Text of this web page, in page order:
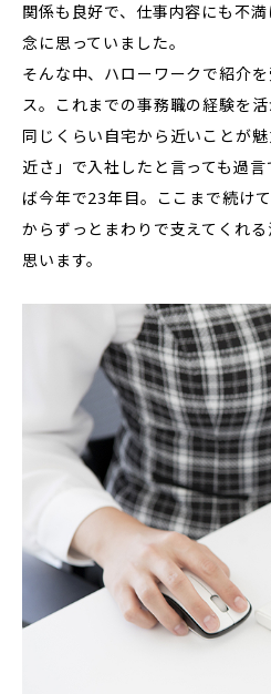
関係も良好で、仕事内容にも不
念に思っていました。
そんな中、ハローワークで紹介
ス。これまでの事務職の経験を
同じくらい自宅から近いことが
近さ」で入社したと言っても過
ば今年で23年目。ここまで続け
からずっとまわりで支えてくれ
思います。